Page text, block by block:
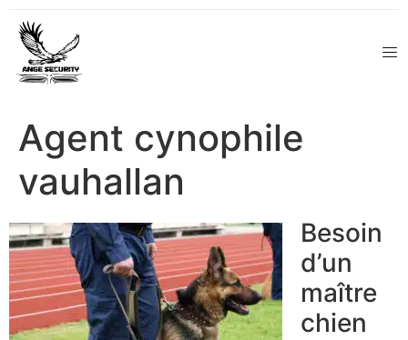
Agent cynophile
vauhallan
Besoin
d’un
maître
chien